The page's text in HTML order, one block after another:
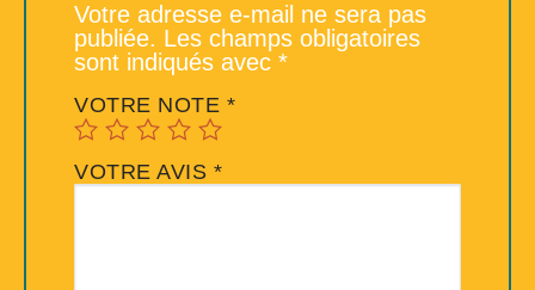
Votre adresse e-mail ne sera pas
publiée. Les champs obligatoires
sont indiqués avec *
VOTRE NOTE *
VOTRE AVIS *